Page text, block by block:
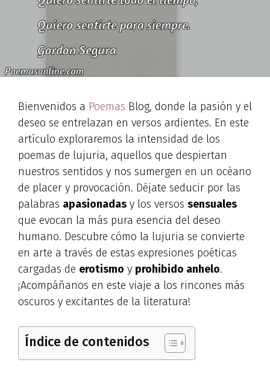
Bienvenidos a Poemas Blog, donde la pasión y el
deseo se entrelazan en versos ardientes. En este
artículo exploraremos la intensidad de los
poemas de lujuria, aquellos que despiertan
nuestros sentidos y nos sumergen en un océano
de placer y provocación. Déjate seducir por las
palabras apasionadas y los versos sensuales
que evocan la más pura esencia del deseo
humano. Descubre cómo la lujuria se convierte
en arte a través de estas expresiones poéticas
cargadas de erotismo y prohibido anhelo.
¡Acompáñanos en este viaje a los rincones más
oscuros y excitantes de la literatura!
Índice de contenidos